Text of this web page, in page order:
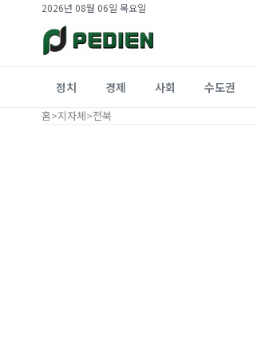
2026년 08월 06일 목요일
정치 경제 사회 수도권
홈>지자체>전북